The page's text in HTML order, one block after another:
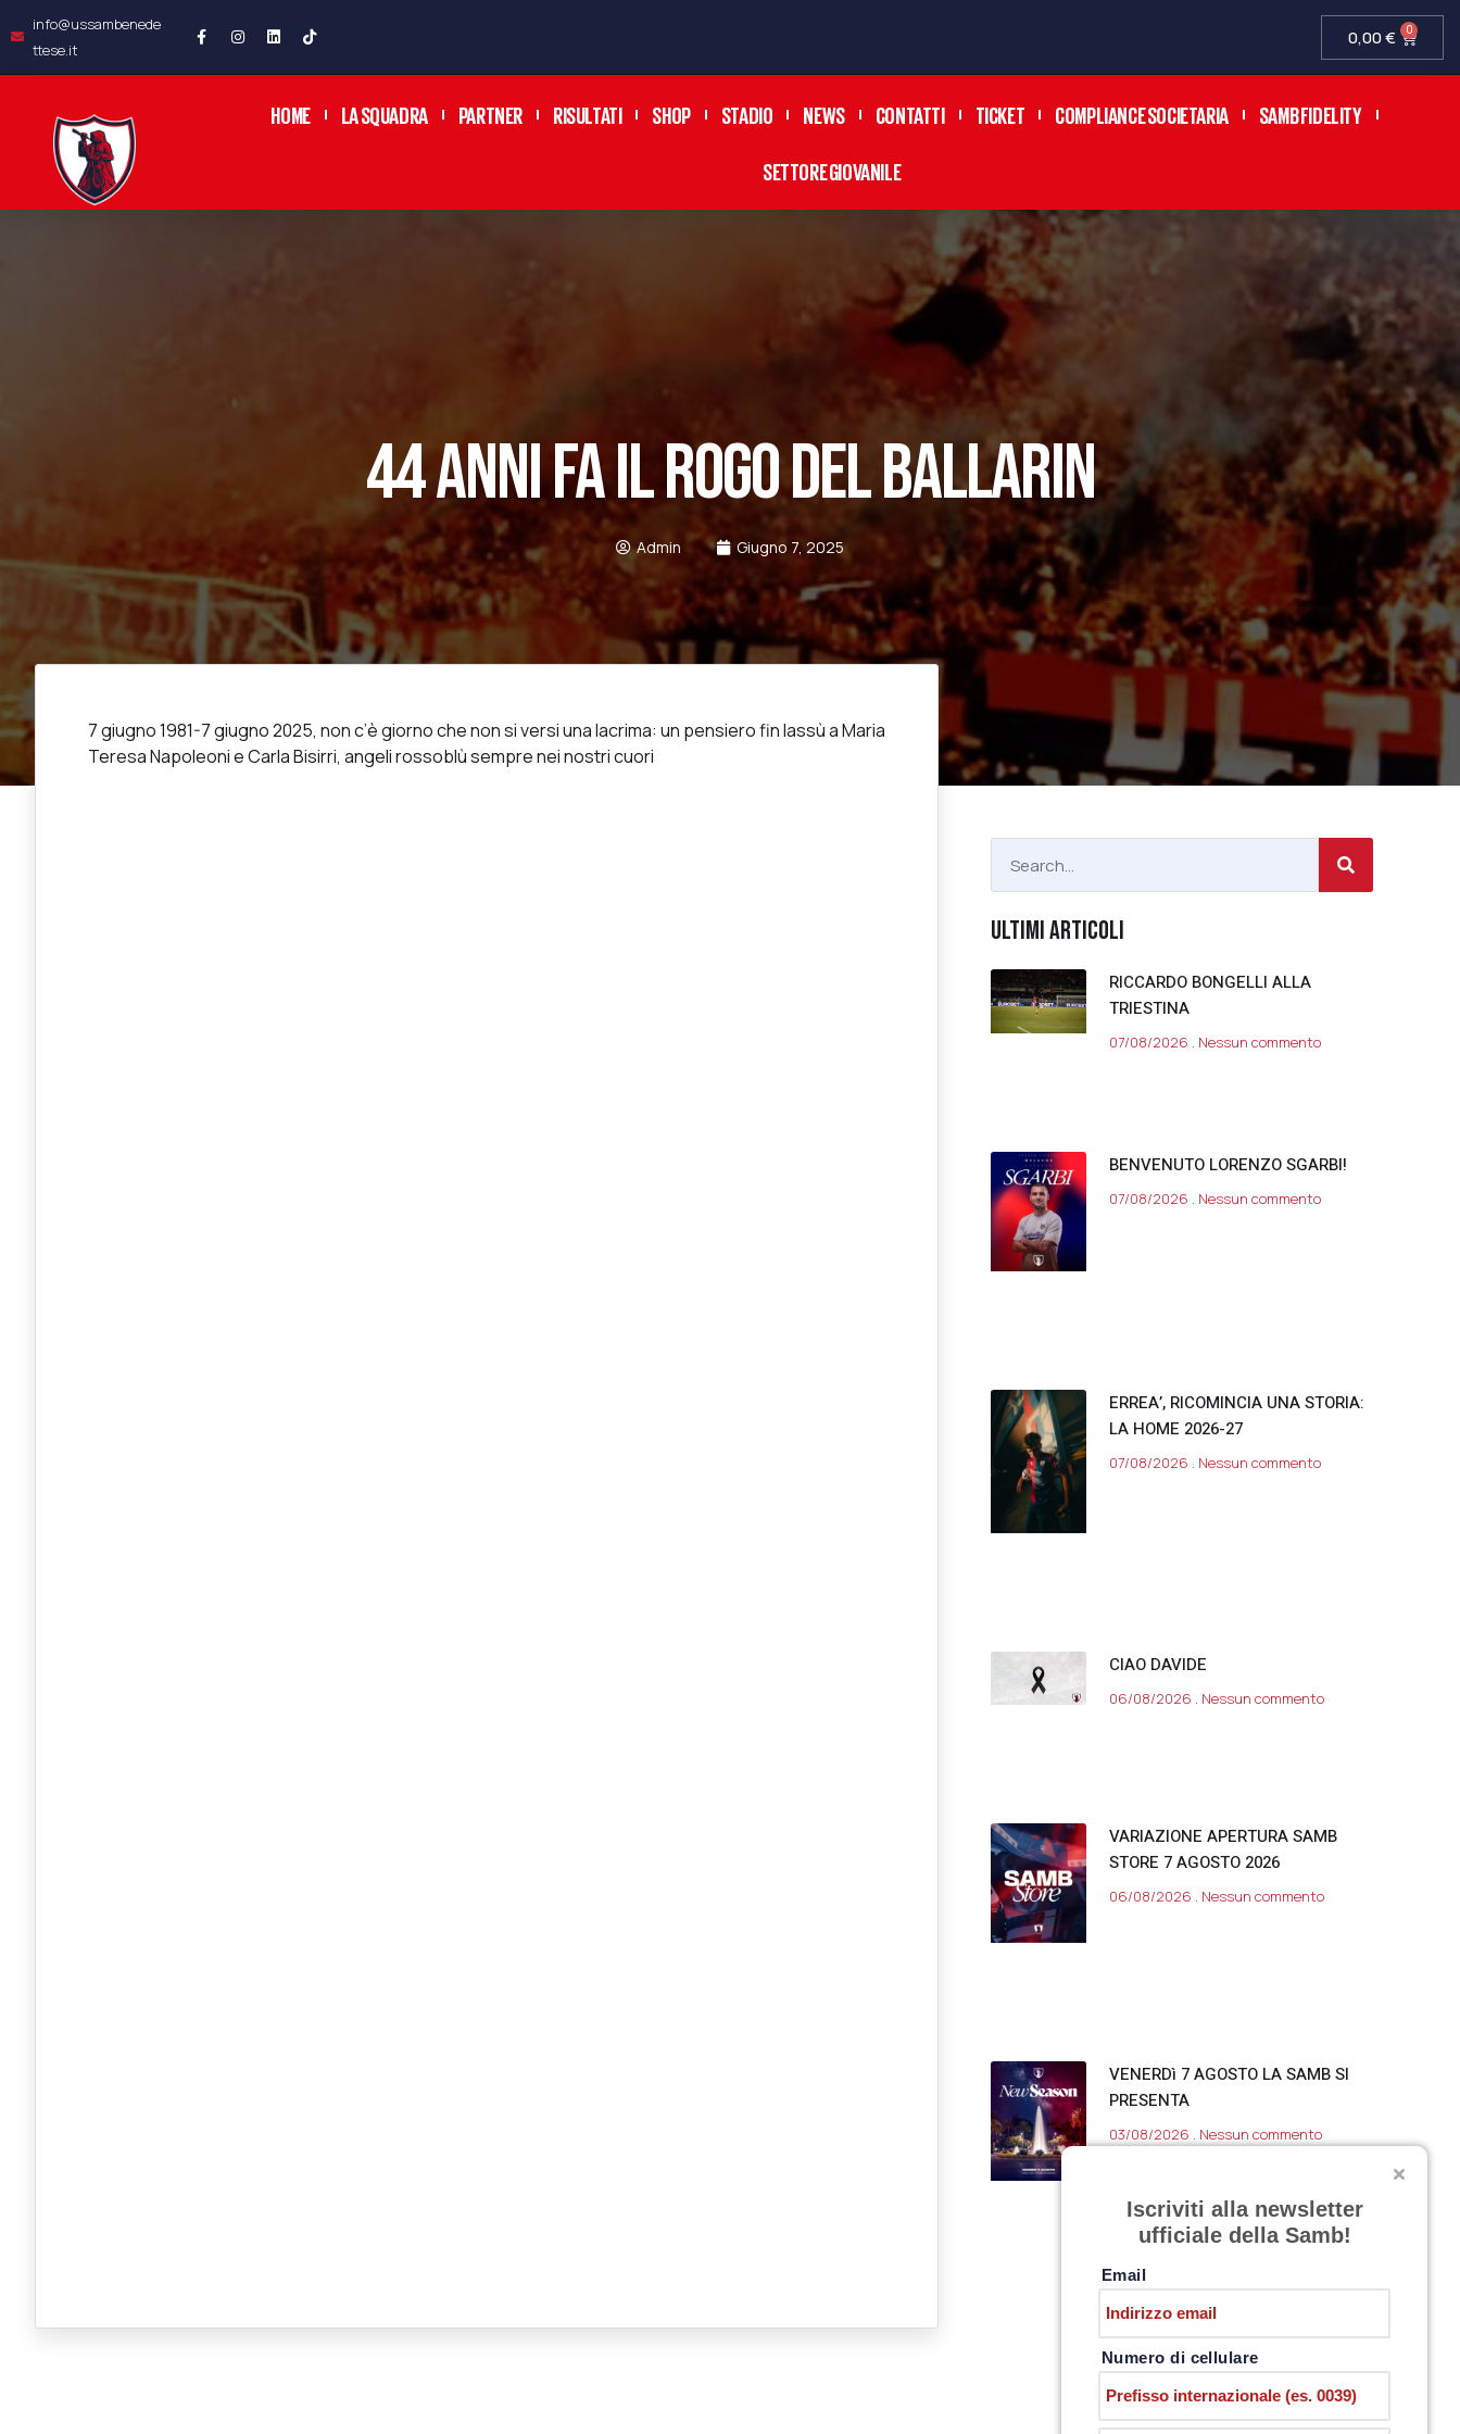
info@ussambenede
ttese.it
0,00€ 0
HOME LA SQUADRA PARTNER RISULTATI SHOP STADIO NEWS CONTATTI TICKET COMPLIANCE SOCIETARIA SAMB FIDELITY
SETTORE GIOVANILE
44 ANNI FA IL ROGO DEL BALLARIN
Admin Giugno 7, 2025
7 giugno 1981-7 giugno 2025, non c’è giorno che non si versi una lacrima: un pensiero fin lassù a Maria
Teresa Napoleoni e Carla Bisirri, angeli rossoblù sempre nei nostri cuori
ULTIMI ARTICOLI
RICCARDO BONGELLI ALLA
TRIESTINA
07/08/2026 Nessun commento
BENVENUTO LORENZO SGARBI!
07/08/2026 Nessun commento
ERREA’, RICOMINCIA UNA STORIA:
LA HOME 2026-27
07/08/2026 Nessun commento
CIAO DAVIDE
06/08/2026 Nessun commento
VARIAZIONE APERTURA SAMB
STORE 7 AGOSTO 2026
06/08/2026 Nessun commento
VENERDì 7 AGOSTO LA SAMB SI
PRESENTA
03/08/2026 Nessun commento
Iscriviti alla newsletter
ufficiale della Samb!
Email
Numero di cellulare